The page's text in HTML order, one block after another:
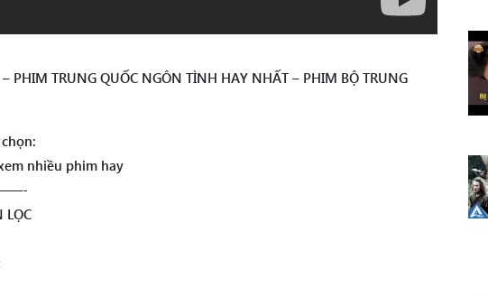
PHIM TRUNG QUỐC NGÔN TÌNH HAY NHẤT – PHIM BỘ TRUNG
nhiều phim hay
LỌC